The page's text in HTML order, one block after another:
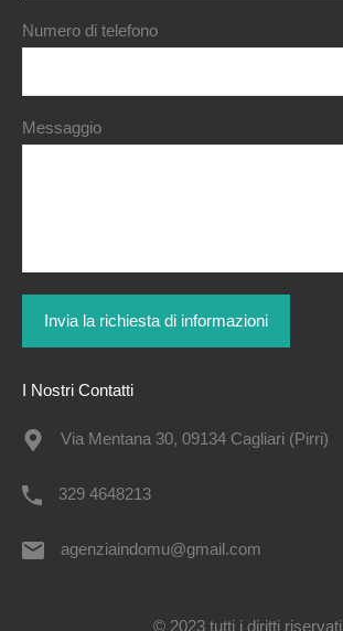
Numero di telefono
Messaggio
I Nostri Contatti
Via Mentana 30, 09134 Cagliari (Pirri)
329 4648213
agenziaindomu@gmail.com
© 2023 tutti i diritti riservati